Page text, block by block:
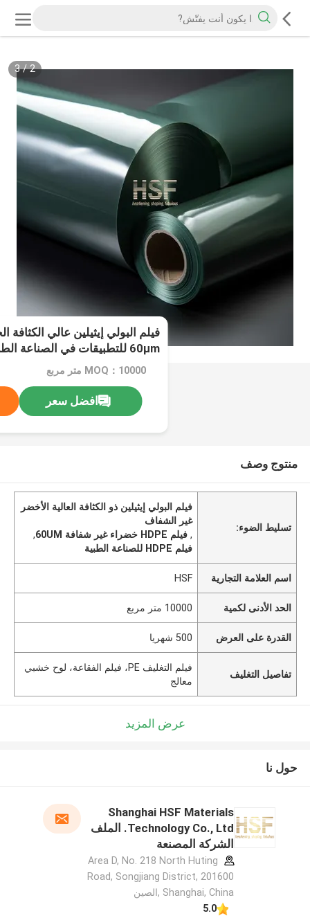
2
/
3
فيلم البولي إيثيلين عالي الكثافة
60μm للتطبيقات في الصناعة الطبية
MOQ：10000 متر مربع
افضل سعر
منتوج وصف
تسليط الضوء:
فيلم البولي إيثيلين ذو الكثافة العالية الأخضر
غير الشفاف
,فيلم HDPE خضراء غير شفافة 60UM
,
فيلم HDPE للصناعة الطبية
اسم العلامة التجارية HSF
الحد الأدنى لكمية 10000 متر مربع
القدرة على العرض 500 شهريا
تفاصيل التغليف
فيلم التغليف PE، فيلم الفقاعة، لوح خشبي
معالج
عرض المزيد
حول نا
Shanghai HSF Materials
Technology Co., Ltd. الملف
الشركة المصنعة
Area D, No. 218 North Huting
Road, Songjiang District, 201600
Shanghai, China ,الصين
5.0